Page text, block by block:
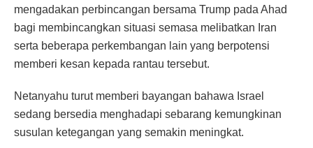
mengadakan perbincangan bersama Trump pada Ahad
bagi membincangkan situasi semasa melibatkan Iran
serta beberapa perkembangan lain yang berpotensi
memberi kesan kepada rantau tersebut.
Netanyahu turut memberi bayangan bahawa Israel
sedang bersedia menghadapi sebarang kemungkinan
susulan ketegangan yang semakin meningkat.